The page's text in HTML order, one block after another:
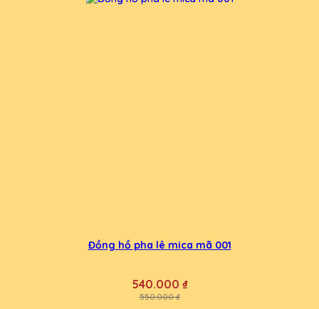
Đồng hồ pha lê mica mã 001
540.000 ₫
550.000 ₫